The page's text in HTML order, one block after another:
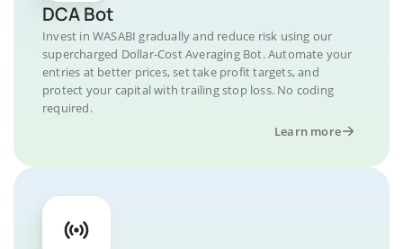
DCA Bot
Invest in WASABI gradually and reduce risk using our
supercharged Dollar-Cost Averaging Bot. Automate your
entries at better prices, set take profit targets, and
protect your capital with trailing stop loss. No coding
required.
Learn more